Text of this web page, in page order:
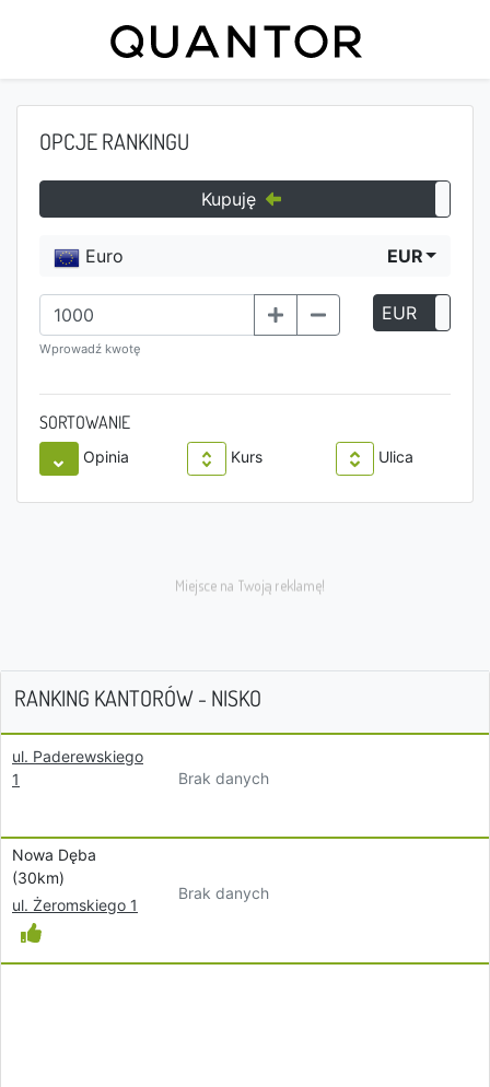
OPCJE RANKINGU
Kupuję
Euro EUR
Wprowadź kwotę
EUR
SORTOWANIE
Opinia Kurs Ulica
RANKING KANTORÓW - NISKO
ul. Paderewskiego
1
Brak danych
Nowa Dęba
(30km)
ul. Żeromskiego 1
Brak danych